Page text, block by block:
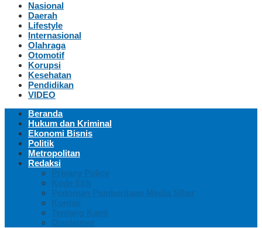
Nasional
Daerah
Lifestyle
Internasional
Olahraga
Otomotif
Korupsi
Kesehatan
Pendidikan
VIDEO
Beranda
Hukum dan Kriminal
Ekonomi Bisnis
Politik
Metropolitan
Redaksi
Privacy Policy
Kode Etik
Pedoman Pemberitaan Media Siber
Kontak
Tentang Kami
Disclaimer